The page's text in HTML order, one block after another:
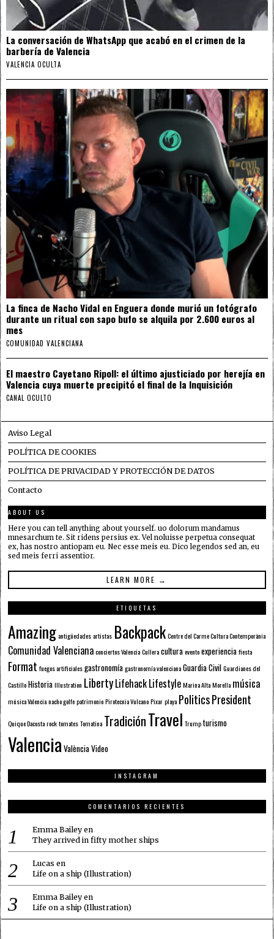
La conversación de WhatsApp que acabó en el crimen de la
barbería de Valencia
VALENCIA OCULTA
La finca de Nacho Vidal en Enguera donde murió un fotógrafo
durante un ritual con sapo bufo se alquila por 2.600 euros al
mes
COMUNIDAD VALENCIANA
El maestro Cayetano Ripoll: el último ajusticiado por herejía en
Valencia cuya muerte precipitó el final de la Inquisición
CANAL OCULTO
Aviso Legal
POLÍTICA DE COOKIES
POLÍTICA DE PRIVACIDAD Y PROTECCIÓN DE DATOS
Contacto
ABOUT US
Here you can tell anything about yourself. uo dolorum mandamus
mnesarchum te. Sit ridens persius ex. Vel noluisse perpetua consequat
ex, has nostro antiopam eu. Nec esse meis eu. Dico legendos sed an, eu
sed meis ferri assentior.
LEARN MORE →
ETIQUETAS
Amazing antigüedades artistas Backpack Centre del Carme Cultura Contemporània
Comunidad Valenciana conciertos Valencia Cullera cultura evento experiencia fiesta
Format fuegos artificiales gastronomía gastronomía valenciana Guardia Civil Guardianes del
Castillo Historia Illustration LibertyLifehackLifestyle Marina Alta Morella música
música Valencia nacho golfe patrimonio Pirotecnia Vulcano Pixar playa PoliticsPresident
Quique Dacosta rock tomates Tomatina TradiciónTravel Trump turismo
Valencia ValènciaVideo
INSTAGRAM
COMENTARIOS RECIENTES
Emma Baileyen
They arrived in fifty mother ships
Lucas en
Life on a ship (Illustration)
Emma Baileyen
Life on a ship (Illustration)